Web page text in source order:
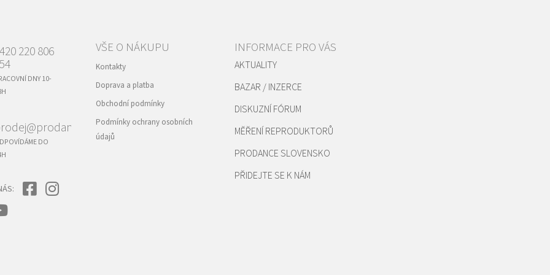
220 806
DNY 10-
DO
VŠE O NÁKUPU
Kontakty
Doprava a platba
Obchodní podmínky
Podmínky ochrany osobních
údajů
INFORMACE PRO VÁS
AKTUALITY
BAZAR / INZERCE
DISKUZNÍ FÓRUM
MĚŘENÍ REPRODUKTORŮ
PRODANCE SLOVENSKO
PŘIDEJTE SE K NÁM